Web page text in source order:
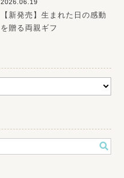
2026.06.19
【新発売】生まれた日の感動
を贈る両親ギフ